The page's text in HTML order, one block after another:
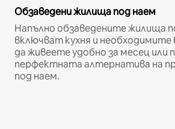
Обзаведени жилища под наем
Напълно обзаведените жилища
включват кухня и необходимите
да живеете удобно за месец или
перфектната алтернатива на
под наем.